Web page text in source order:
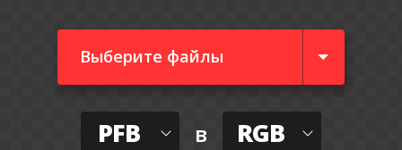
Выберите файлы
PFB в RGB